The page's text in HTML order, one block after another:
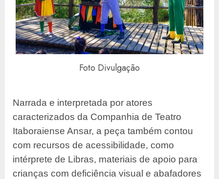
Foto Divulgação
Narrada e interpretada por atores
caracterizados da Companhia de Teatro
Itaboraiense Ansar, a peça também contou
com recursos de acessibilidade, como
intérprete de Libras, materiais de apoio para
crianças com deficiência visual e abafadores